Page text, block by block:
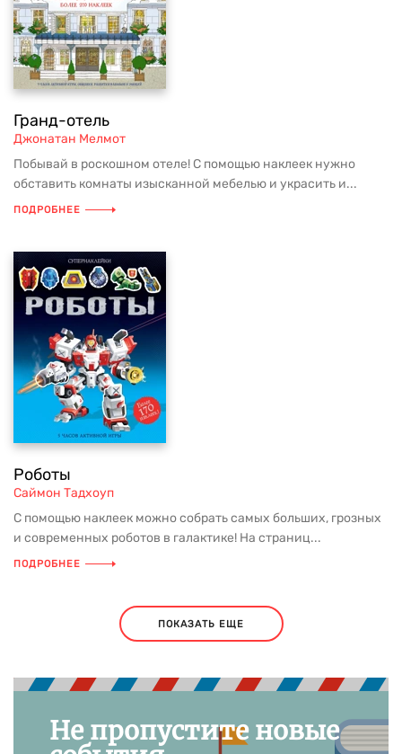
Гранд-отель
Джонатан Мелмот
Побывай в роскошном отеле! С помощью наклеек нужно
обставить комнаты изысканной мебелью и украсить и...
ПОДРОБНЕЕ
Роботы
Саймон Тадхоуп
С помощью наклеек можно собрать самых больших, грозных
и современных роботов в галактике! На страниц...
ПОДРОБНЕЕ
ПОКАЗАТЬ ЕЩЕ
Не пропустите новые